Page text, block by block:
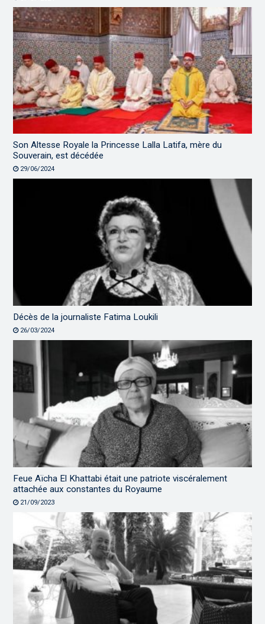
Son Altesse Royale la Princesse Lalla Latifa, mère du
Souverain, est décédée
29/06/2024
Décès de la journaliste Fatima Loukili
26/03/2024
Feue Aïcha El Khattabi était une patriote viscéralement
attachée aux constantes du Royaume
21/09/2023